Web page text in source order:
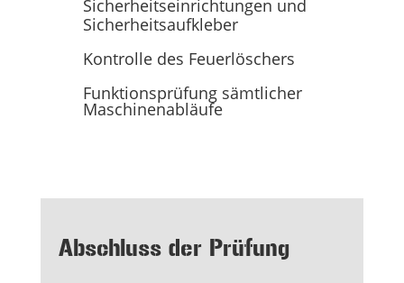
Sicherheitseinrichtungen und
Sicherheitsaufkleber
Kontrolle des Feuerlöschers
Funktionsprüfung sämtlicher
Maschinenabläufe
Abschluss der Prüfung